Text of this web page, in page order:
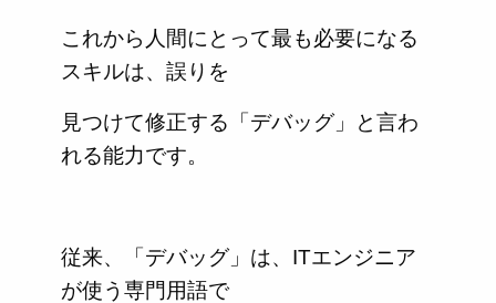
これから人間にとって最も必要になる
スキルは、誤りを
見つけて修正する「デバッグ」と言わ
れる能力です。
従来、「デバッグ」は、ITエンジニア
が使う専門用語で